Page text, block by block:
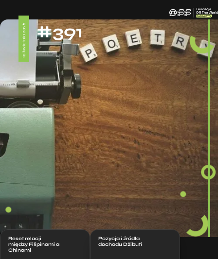
10 kwietnia 2026 #391
Reset relacji
między Filipinami a
Chinami
Pozycja i źródła
dochodu Dżibuti